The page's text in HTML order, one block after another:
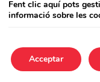
alt les dades de
les peticions
t'ofereixen
d’oportunitats.…
Fent clic aquí pots
informació sobre les
Acceptar